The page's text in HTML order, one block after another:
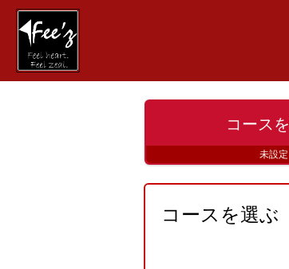
コースを
未設定
コースを選ぶ